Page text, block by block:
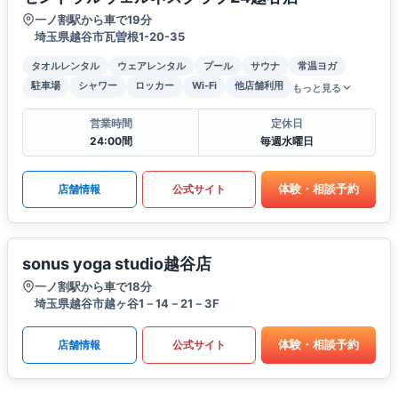
一ノ割駅から車で19分
埼玉県越谷市瓦曽根1-20-35
タオルレンタル ウェアレンタル プール サウナ
常温ヨガ
駐車場
シャワー ロッカー Wi-Fi 他店舗利用 もっと見る
営業時間
24:00間
定休日
毎週水曜日
店舗情報 公式サイト 体験・相談予約
sonus yoga studio越谷店
一ノ割駅から車で18分
埼玉県越谷市越ヶ谷1－14－21－3F
店舗情報 公式サイト 体験・相談予約